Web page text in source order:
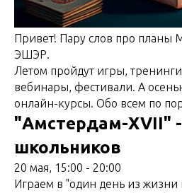
Привет! Пару слов про планы
ЭШЭР.
Летом пройдут игры,
вебинары, фестивали. А
онлайн-курсы. Обо всем по
"Амстердам-XVII"
школьников
20 мая, 15:00 - 20:00
Играем в "один день из жизни